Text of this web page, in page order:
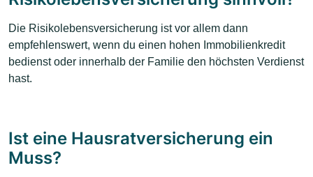
Die Risikolebensversicherung ist vor allem dann
empfehlenswert, wenn du einen hohen Immobilienkredit
bedienst oder innerhalb der Familie den höchsten Verdienst
hast.
Ist eine Hausratversicherung ein
Muss?